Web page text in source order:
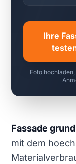
Ihre
Foto
Fassade
mit dem